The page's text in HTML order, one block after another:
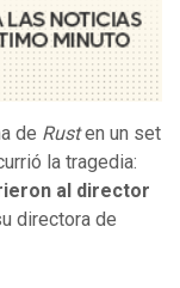
de Rusten un set
la tragedia:
al director
directora de